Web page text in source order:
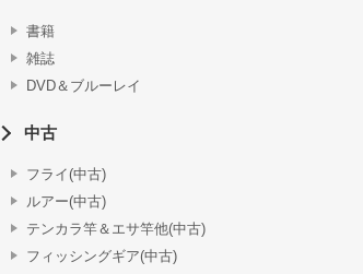
書籍
雑誌
DVD＆ブルーレイ
中古
フライ(中古)
ルアー(中古)
テンカラ竿＆エサ竿他(中古)
フィッシングギア(中古)